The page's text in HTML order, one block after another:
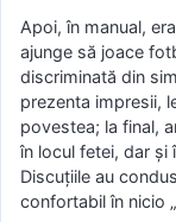
Apoi, în manual,
ajunge să joace
discriminată din
prezenta impresii,
povestea; la final,
în locul fetei, dar și
Discuțiile au
confortabil în nicio